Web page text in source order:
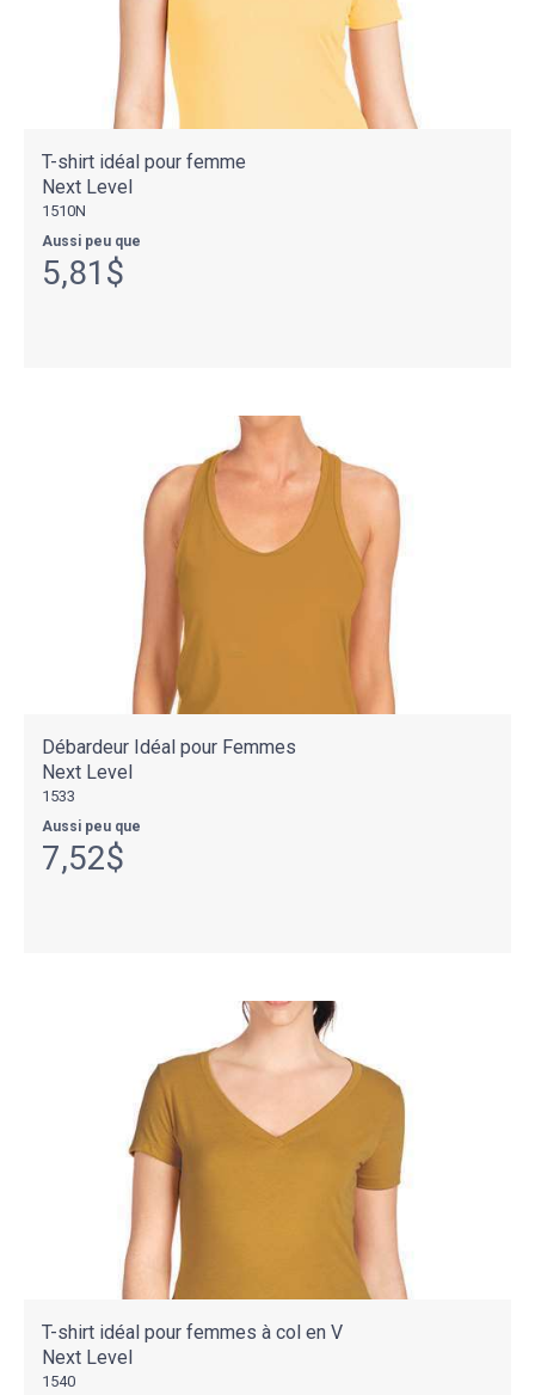
T-shirt idéal pour femme
Next Level
1510N
Aussi peu que
5,81$
Débardeur Idéal pour Femmes
Next Level
1533
Aussi peu que
7,52$
T-shirt idéal pour femmes à col en V
Next Level
1540